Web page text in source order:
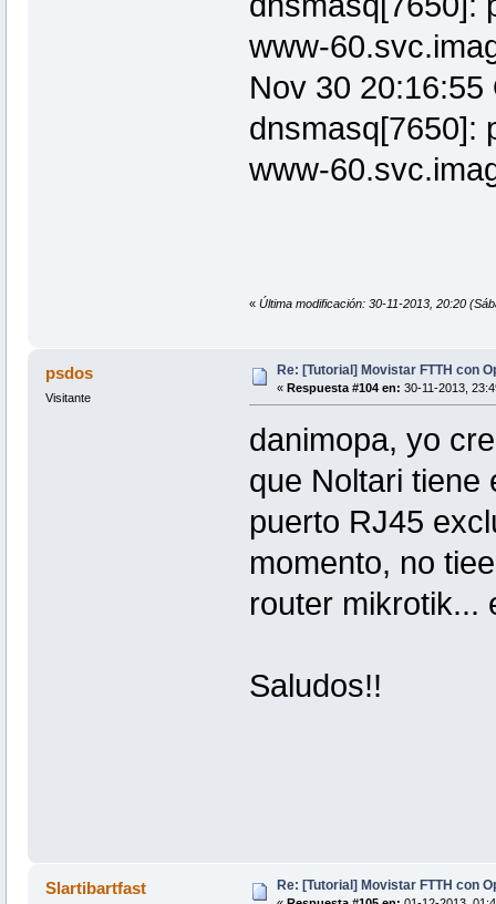
www-
Nov 30
dnsmasq[7650]:
www-
« Última modificación: 30-11-2013, 20:20
psdos
Visitante
Re: [Tutorial] Movistar FTTH con
« Respuesta #104 en: 30-11-2013,
danimopa, yo
que Noltari tiene
puerto RJ45
momento, no
router mikrotik...
Saludos!!
Slartibartfast Re: [Tutorial] Movistar FTTH con